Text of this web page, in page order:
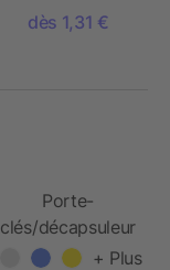
dès 1,31 €
Porte-
clés/décapsuleur
+ Plus